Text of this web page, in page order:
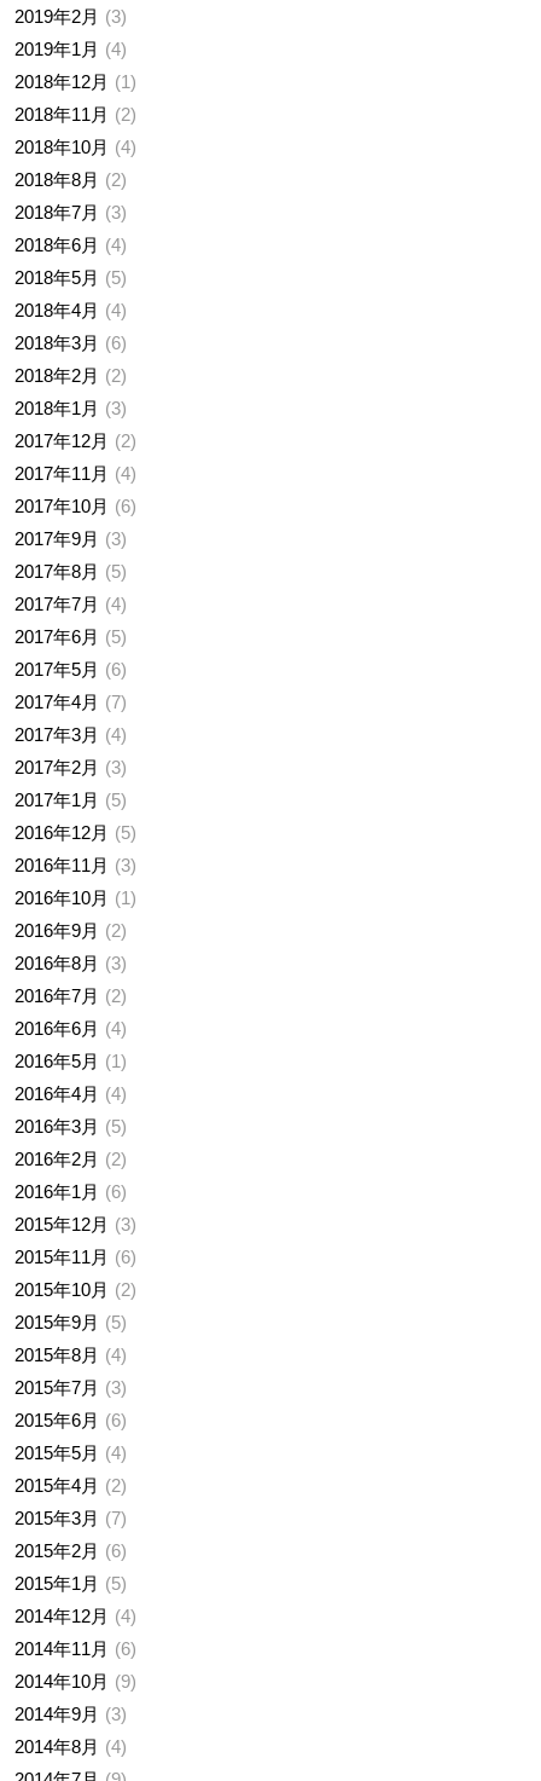
2019年2月
3
2019年1月
4
2018年12月
1
2018年11月
2
2018年10月
4
2018年8月
2
2018年7月
3
2018年6月
4
2018年5月
5
2018年4月
4
2018年3月
6
2018年2月
2
2018年1月
3
2017年12月
2
2017年11月
4
2017年10月
6
2017年9月
3
2017年8月
5
2017年7月
4
2017年6月
5
2017年5月
6
2017年4月
7
2017年3月
4
2017年2月
3
2017年1月
5
2016年12月
5
2016年11月
3
2016年10月
1
2016年9月
2
2016年8月
3
2016年7月
2
2016年6月
4
2016年5月
1
2016年4月
4
2016年3月
5
2016年2月
2
2016年1月
6
2015年12月
3
2015年11月
6
2015年10月
2
2015年9月
5
2015年8月
4
2015年7月
3
2015年6月
6
2015年5月
4
2015年4月
2
2015年3月
7
2015年2月
6
2015年1月
5
2014年12月
4
2014年11月
6
2014年10月
9
2014年9月
3
2014年8月
4